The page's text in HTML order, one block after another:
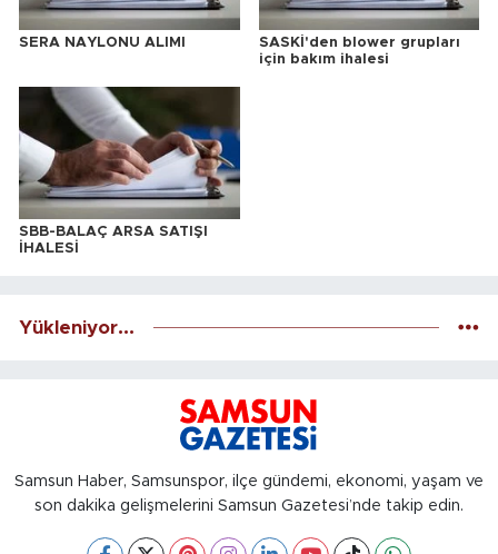
SERA NAYLONU ALIMI
SASKİ'den blower grupları
için bakım ihalesi
SBB-BALAÇ ARSA SATIŞI
İHALESİ
Yükleniyor...
Samsun Haber, Samsunspor, ilçe gündemi, ekonomi, yaşam ve
son dakika gelişmelerini Samsun Gazetesi’nde takip edin.